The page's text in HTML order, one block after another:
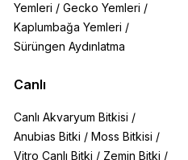
Yemleri / Gecko Yemleri /
Kaplumbağa Yemleri /
Sürüngen Aydınlatma
Canlı
Canlı Akvaryum Bitkisi /
Anubias Bitki / Moss Bitkisi /
Vitro Canlı Bitki / Zemin Bitki /